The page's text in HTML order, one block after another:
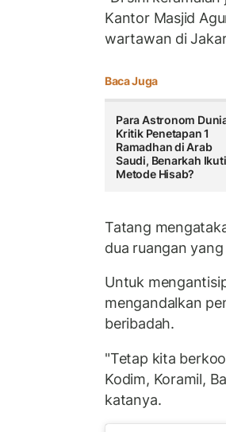
Kantor Masjid
wartawan di
Baca Juga
Para Astronom
Kritik Penetapan 1
Ramadhan di Arab
Saudi, Benarkah Ikuti
Metode Hisab?
Tatang
dua ruangan
Untuk
mengandalkan
beribadah.
"Tetap kita
Kodim, Koramil,
katanya.